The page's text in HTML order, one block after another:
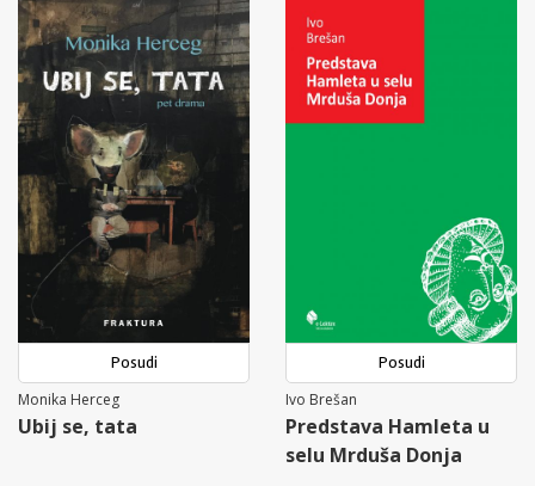
Posudi
Monika Herceg
Ubij se, tata
Posudi
Ivo Brešan
Predstava Hamleta u
selu Mrduša Donja